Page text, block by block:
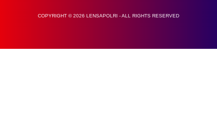
COPYRIGHT © 2026 LENSAPOLRI - ALL RIGHTS RESERVED